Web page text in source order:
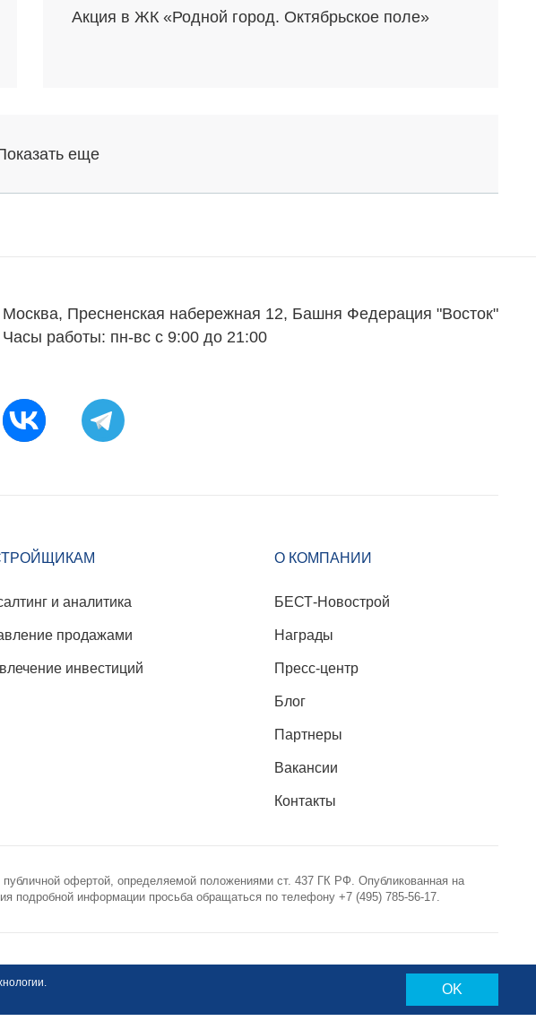
Акция в ЖК «Родной город. Октябрьское поле»
еще
Москва, Пресненская набережная 12, Башня Федерация "Восток"
Часы работы: пн-вс с 9:00 до 21:00
и аналитика
продажами
инвестиций
О КОМПАНИИ
БЕСТ-Новострой
Награды
Пресс-центр
Блог
Партнеры
Вакансии
Контакты
офертой, определяемой положениями ст. 437 ГК РФ. Опубликованная на
подробной информации просьба обращаться по телефону +7 (495) 785-56-17.
Политика конфиденциальности
OK